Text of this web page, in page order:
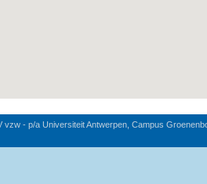
vzw - p/a Universiteit Antwerpen, Campus